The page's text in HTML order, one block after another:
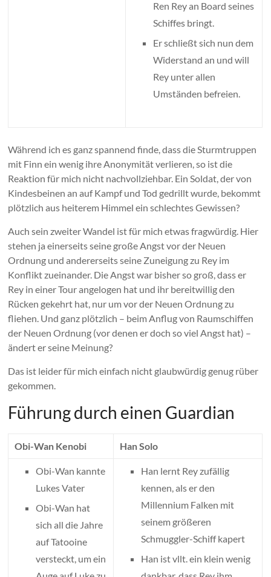
Ren Rey an Board seines
Schiffes bringt.
Er schließt sich nun dem
Widerstand an und will
Rey unter allen
Umständen befreien.
Während ich es ganz spannend finde, dass die Sturmtruppen
mit Finn ein wenig ihre Anonymität verlieren, so ist die
Reaktion für mich nicht nachvollziehbar. Ein Soldat, der von
Kindesbeinen an auf Kampf und Tod gedrillt wurde, bekommt
plötzlich aus heiterem Himmel ein schlechtes Gewissen?
Auch sein zweiter Wandel ist für mich etwas fragwürdig. Hier
stehen ja einerseits seine große Angst vor der Neuen
Ordnung und andererseits seine Zuneigung zu Rey im
Konflikt zueinander. Die Angst war bisher so groß, dass er
Rey in einer Tour angelogen hat und ihr bereitwillig den
Rücken gekehrt hat, nur um vor der Neuen Ordnung zu
fliehen. Und ganz plötzlich – beim Anflug von Raumschiffen
der Neuen Ordnung (vor denen er doch so viel Angst hat) –
ändert er seine Meinung?
Das ist leider für mich einfach nicht glaubwürdig genug rüber
gekommen.
Führung durch einen Guardian
Obi-Wan Kenobi Han Solo
Obi-Wan kannte
Lukes Vater
Obi-Wan hat
sich all die Jahre
auf Tatooine
versteckt, um ein
Han lernt Rey zufällig
kennen, als er den
Millennium Falken mit
seinem größeren
Schmuggler-Schiff kapert
Han ist vllt. ein klein wenig